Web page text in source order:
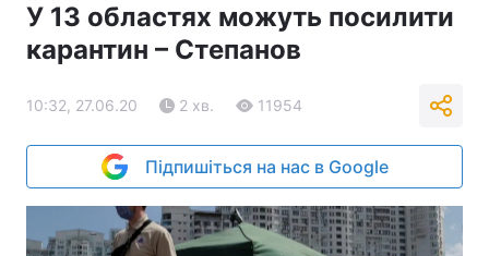
У 13 областях можуть посилити
карантин – Степанов
10:32, 27.06.20 2 хв. 11954
Підпишіться на нас в Google